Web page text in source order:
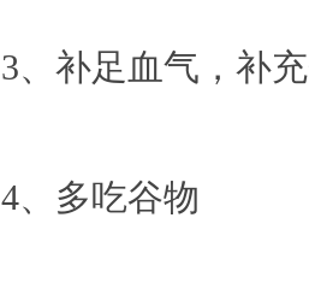
3、补足血气，补
4、多吃谷物